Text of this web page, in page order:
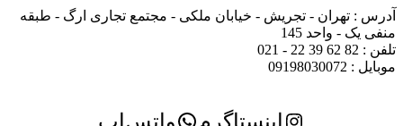
آدرس : تهران - تجریش - خیابان ملکی - مجتمع تجاری ارگ - طبقه
منفی یک - واحد 145
تلفن : 82 62 39 22 - 021
موبایل : 09198030072